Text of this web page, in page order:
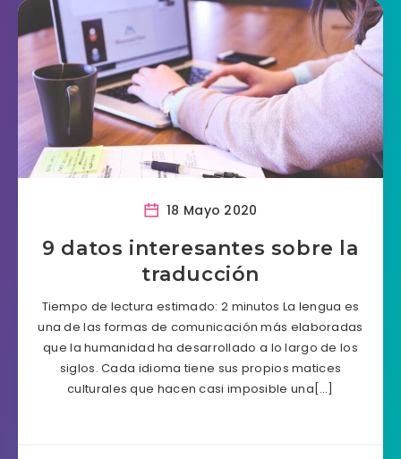
18 Mayo 2020
9 datos interesantes sobre la
traducción
Tiempo de lectura estimado: 2 minutos La lengua es
una de las formas de comunicación más elaboradas
que la humanidad ha desarrollado a lo largo de los
siglos. Cada idioma tiene sus propios matices
culturales que hacen casi imposible una[…]